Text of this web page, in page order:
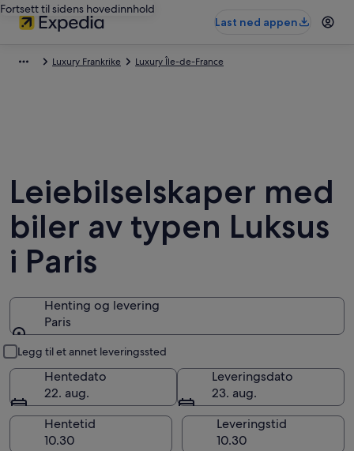
Fortsett til sidens hovedinnhold
Last ned appen
Luxury Frankrike Luxury Île-de-France
Leiebilselskaper med
biler av typen Luksus
i Paris
Henting og levering
Paris
Legg til et annet leveringssted
Hentedato
22. aug.
Leveringsdato
23. aug.
Hentetid
Leveringstid